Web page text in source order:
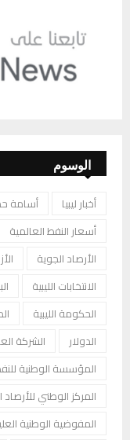
الوسوم
أخبار ليبيا أسامة
أسعار النفط العالمية
الأرصاد الجوية
الانتخابات الليبية
الحكومة الليبية
الدولار
الشركة
المؤسسة الوطنية
المركز الوطني للأرصاد
المفوضية الوطنية